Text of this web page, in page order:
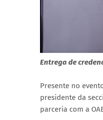
Entrega de
Presente no
presidente da
parceria com a